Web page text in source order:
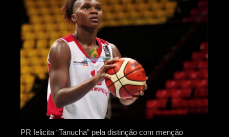
PR felicita “Tanucha” pela distinção com menção